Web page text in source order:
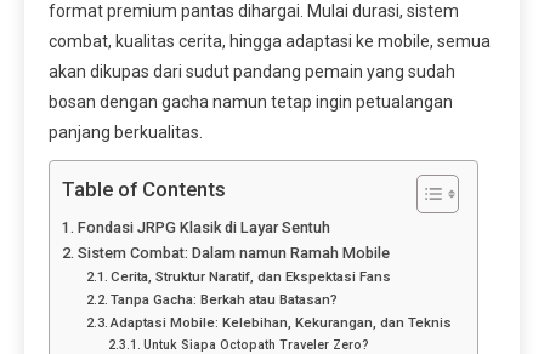
format premium pantas dihargai. Mulai durasi, sistem
combat, kualitas cerita, hingga adaptasi ke mobile, semua
akan dikupas dari sudut pandang pemain yang sudah
bosan dengan gacha namun tetap ingin petualangan
panjang berkualitas.
Table of Contents
Fondasi JRPG Klasik di Layar Sentuh
Sistem Combat: Dalam namun Ramah Mobile
Cerita, Struktur Naratif, dan Ekspektasi Fans
Tanpa Gacha: Berkah atau Batasan?
Adaptasi Mobile: Kelebihan, Kekurangan, dan Teknis
Untuk Siapa Octopath Traveler Zero?